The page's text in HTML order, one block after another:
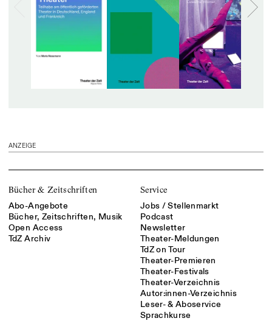
ANZEIGE
Bücher & Zeitschriften
Abo-Angebote
Bücher, Zeitschriften, Musik
Open Access
TdZ Archiv
Service
Jobs / Stellenmarkt
Podcast
Newsletter
Theater-Meldungen
TdZ on Tour
Theater-Premieren
Theater-Festivals
Theater-Verzeichnis
Autor:innen-Verzeichnis
Leser- & Aboservice
Sprachkurse